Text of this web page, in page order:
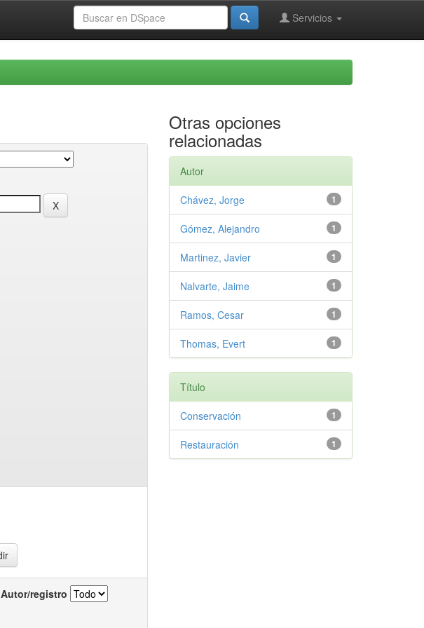
Servicios
Autor/registro
Otras opciones
relacionadas
Autor
1
Chávez, Jorge
1
Gómez, Alejandro
1
Martinez, Javier
1
Nalvarte, Jaime
1
Ramos, Cesar
1
Thomas, Evert
Título
1
Conservación
1
Restauración